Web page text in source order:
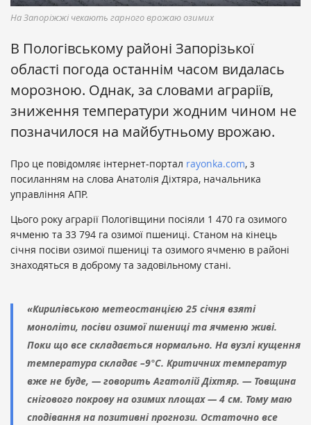
На Запоріжжі чекають гарного врожаю озимих
В Пологівському районі Запорізької
області погода останнім часом видалась
морозною. Однак, за словами аграріїв,
зниження температури жодним чином не
позначилося на майбутньому врожаю.
Про це повідомляє інтернет-портал rayonka.com, з
посиланням на слова Анатолія Діхтяра, начальника
управління АПР.
Цього року аграрії Пологівщини посіяли 1 470 га озимого
ячменю та 33 794 га озимої пшениці. Станом на кінець
січня посіви озимої пшениці та озимого ячменю в районі
знаходяться в доброму та задовільному стані.
«Кирилівською метеостанцією 25 січня взяті
моноліти, посіви озимої пшениці та ячменю живі.
Поки що все складається нормально. На вузлі кущення
температура складає –9°С. Критичних температур
вже не буде, — говорить Агатолій Діхтяр. — Товщина
снігового покрову на озимих площах — 4 см. Тому маю
сподівання на позитивні прогнози. Остаточно все